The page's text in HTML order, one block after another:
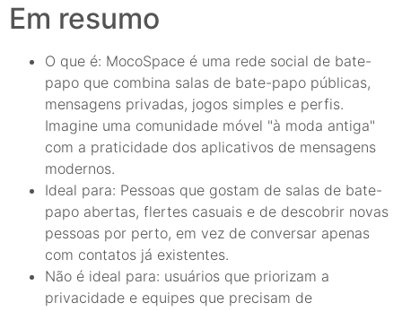
Em resumo
O que é: MocoSpace é uma rede social de bate-
papo que combina salas de bate-papo públicas,
mensagens privadas, jogos simples e perfis.
Imagine uma comunidade móvel "à moda antiga"
com a praticidade dos aplicativos de mensagens
modernos.
Ideal para: Pessoas que gostam de salas de bate-
papo abertas, flertes casuais e de descobrir novas
pessoas por perto, em vez de conversar apenas
com contatos já existentes.
Não é ideal para: usuários que priorizam a
privacidade e equipes que precisam de